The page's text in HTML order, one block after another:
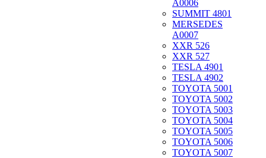
A0006
SUMMIT 4801
MERSEDES
A0007
XXR 526
XXR 527
TESLA 4901
TESLA 4902
TOYOTA 5001
TOYOTA 5002
TOYOTA 5003
TOYOTA 5004
TOYOTA 5005
TOYOTA 5006
TOYOTA 5007